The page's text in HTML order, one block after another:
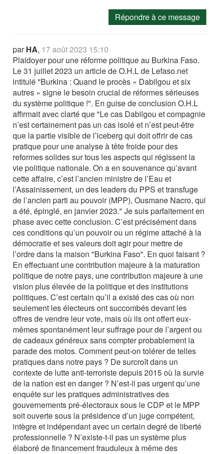
Répondre à ce message
parHA, 17 août 2023 15:10
Plaidoyer pour une réforme politique au Burkina Faso.
Le 31 juillet 2023 un article de O.H.L de Lefaso.net
intitulé "Burkina : Quand le procès « Dabilgou et six
autres » signe le besoin crucial de réformes sérieuses
du système politique !". En guise de conclusion O.H.L
affirmait avec clarté que "Le cas Dabilgou et compagnie
n’est certainement pas un cas isolé et n’est peut-être
que la partie visible de l’iceberg qui doit offrir de cas
pratique pour une analyse à tête froide pour des
reformes solides sur tous les aspects qui régissent la
vie politique nationale. On a en souvenance qu’avant
cette affaire, c’est l’ancien ministre de l’Eau et
l’Assainissement, un des leaders du PPS et transfuge
de l’ancien parti au pouvoir (MPP), Ousmane Nacro, qui
a été, épinglé, en janvier 2023." Je suis parfaitement en
phase avec cette conclusion. C’est précisément dans
ces conditions qu’un pouvoir ou un régime attaché à la
démocratie et ses valeurs doit agir pour mettre de
l’ordre dans la maison "Burkina Faso". En quoi faisant ?
En effectuant une contribution majeure à la maturation
politique de notre pays, une contribution majeure à une
vision plus élevée de la politique et des institutions
politiques. C’est certain qu’il a existé des cas où non
seulement les électeurs ont succombés devant les
offres de vendre leur vote, mais où ils ont offert eux-
mêmes spontanément leur suffrage pour de l’argent ou
de cadeaux généreux sans compter probablement la
parade des motos. Comment peut-on tolérer de telles
pratiques dans notre pays ? De surcroît dans un
contexte de lutte anti-terroriste depuis 2015 où la survie
de la nation est en danger ? N’est-il pas urgent qu’une
enquête sur les pratiques administratives des
gouvernements pré-électoraux sous le CDP et le MPP
soit ouverte sous la présidence d’un juge compétent,
intègre et indépendant avec un certain degré de liberté
professionnelle ? N’existe-t-il pas un système plus
élaboré de financement frauduleux à même des